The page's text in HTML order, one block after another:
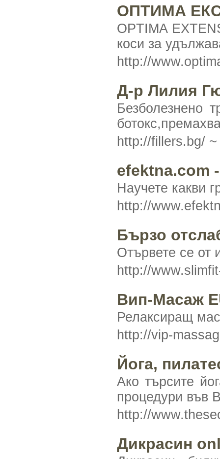
ОПТИМА
OPTIMA
коси за
http://
Д-р Лилия
Безболезнено
http://fillers.bg/
efektna.com
Научете какви
http://
Бързо
Отървете се от
http://
Вип-Масаж
Релаксиращ
http://vip-
Йога,
Ако търсите
процедури във
http://
Дикрасин